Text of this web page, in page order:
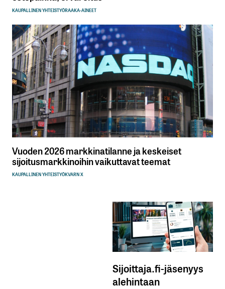
KAUPALLINEN YHTEISTYÖRAAKA-AINEET
Vuoden 2026 markkinatilanne ja keskeiset
sijoitusmarkkinoihin vaikuttavat teemat
KAUPALLINEN YHTEISTYÖKVARN X
Sijoittaja.fi-jäsenyys
alehintaan